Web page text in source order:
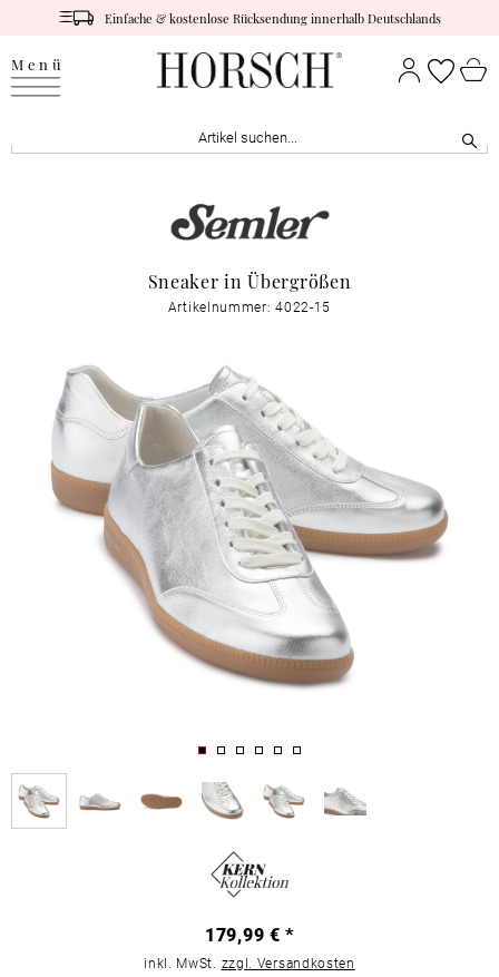
Einfache & kostenlose Rücksendung innerhalb Deutschlands
Menü
Sneaker in Übergrößen
Artikelnummer: 4022-15
179,99 € *
inkl. MwSt. zzgl. Versandkosten